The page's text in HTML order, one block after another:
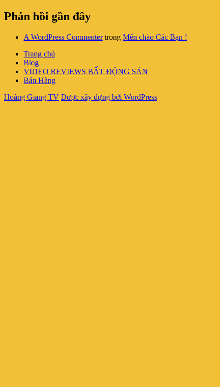
Phản hồi gần đây
A WordPress Commentertrong Mến chào Các Bạn !
Trang chủ
Blog
VIDEO REVIEWS BẤT ĐỘNG SẢN
Bán Hàng
Hoàng Giang TV Được xây dựng bởi WordPress